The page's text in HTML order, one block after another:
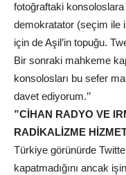
fotoğraftaki konsoloslara
demokratator (seçim ile
için de Aşil’in topuğu.
Bir sonraki mahkeme
konsolosları bu sefer
davet ediyorum.’’
”CİHAN RADYO VE
RADİKALİZME
Türkiye görünürde
kapatmadığını ancak